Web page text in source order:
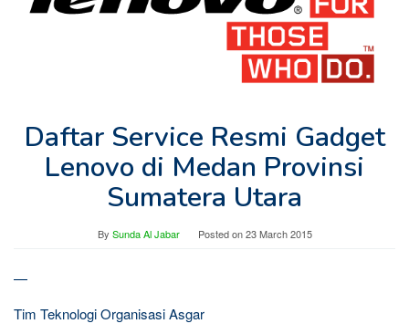
Daftar Service Resmi Gadget
Lenovo di Medan Provinsi
Sumatera Utara
By Sunda Al Jabar Posted on23 March 2015
—
Tim Teknologi Organisasi Asgar